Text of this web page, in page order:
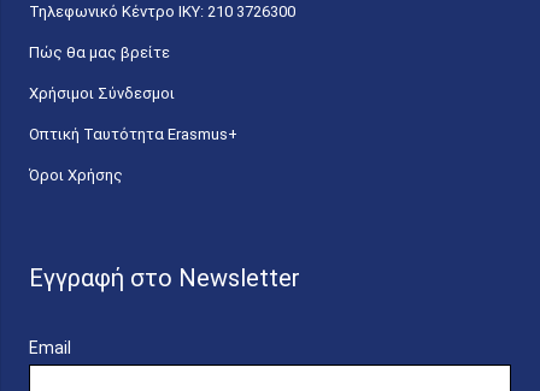
Τηλεφωνικό Κέντρο IKY: 210 3726300
Πώς θα μας βρείτε
Χρήσιμοι Σύνδεσμοι
Οπτική Ταυτότητα Erasmus+
Όροι Χρήσης
Εγγραφή στο Newsletter
Email